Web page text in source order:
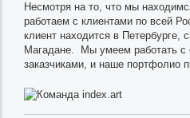
Несмотря на то, что мы
работаем с клиентами по всей
клиент находится в Петербурге,
Магадане. Мы умеем работать
заказчиками, и наше портфолио